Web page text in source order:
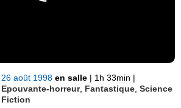
26 août 1998en salle | 1h 33min |
Epouvante-horreur, Fantastique ,Science
Fiction